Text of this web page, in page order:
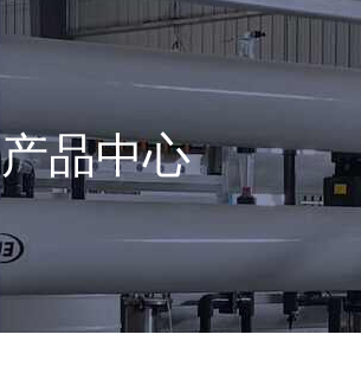
产品中心